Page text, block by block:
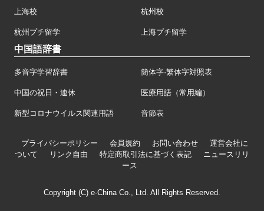
上海校 杭州校
杭州プチ留学 上海プチ留学
中国語辞書
多音字学習辞書 簡体字·繁体字対照表
中国の祝日・連休 医療用語（常用編）
新型コロナウイルス関連用語 音節表
プライバシーポリシー 会員規約 お問い合わせ
運営会社に
ついて
リンク自由 特定商取引法に基づく表記
ニュースリリ
ース
Copyright (C) e-China Co., Ltd. All Rights Reserved.